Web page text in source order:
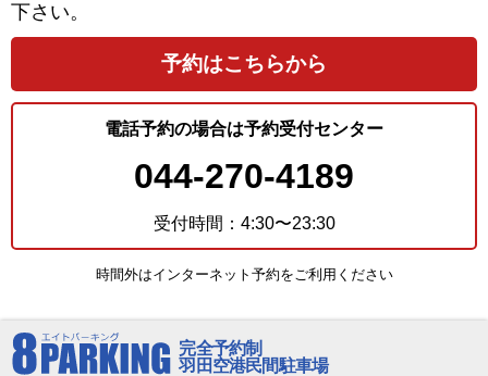
下さい。
予約はこちらから
電話予約の場合は予約受付センター
044-270-4189
受付時間：4:30〜23:30
時間外はインターネット予約をご利用ください
完全予約制
羽田空港民間駐車場